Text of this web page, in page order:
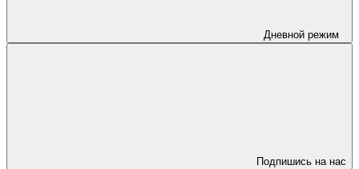
Дневной режим
Подпишись на нас